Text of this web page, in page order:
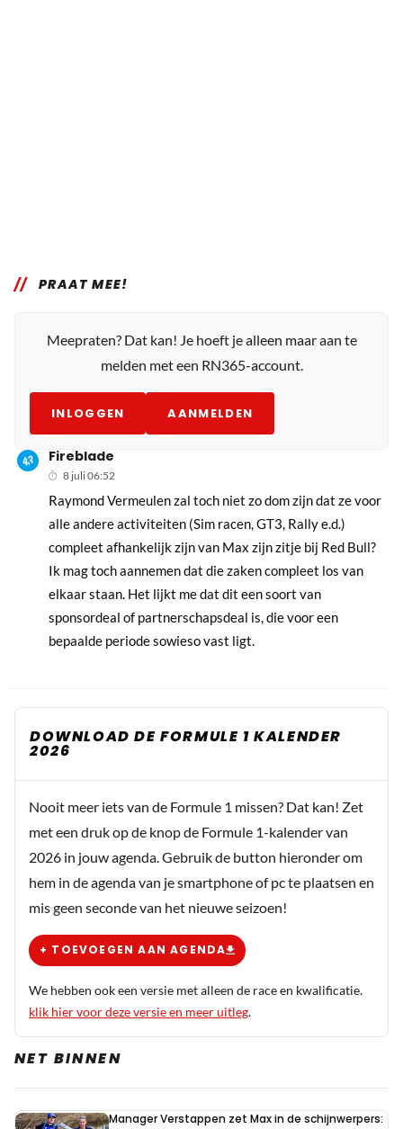
PRAAT MEE!
Meepraten? Dat kan! Je hoeft je alleen maar aan te
melden met een RN365-account.
INLOGGEN AANMELDEN
Fireblade
8 juli 06:52
Raymond Vermeulen zal toch niet zo dom zijn dat ze voor
alle andere activiteiten (Sim racen, GT3, Rally e.d.)
compleet afhankelijk zijn van Max zijn zitje bij Red Bull?
Ik mag toch aannemen dat die zaken compleet los van
elkaar staan. Het lijkt me dat dit een soort van
sponsordeal of partnerschapsdeal is, die voor een
bepaalde periode sowieso vast ligt.
DOWNLOAD DE FORMULE 1 KALENDER
2026
Nooit meer iets van de Formule 1 missen? Dat kan! Zet
met een druk op de knop de Formule 1-kalender van
2026 in jouw agenda. Gebruik de button hieronder om
hem in de agenda van je smartphone of pc te plaatsen en
mis geen seconde van het nieuwe seizoen!
+ TOEVOEGEN AAN AGENDA
We hebben ook een versie met alleen de race en kwalificatie.
klik hier voor deze versie en meer uitleg.
NET BINNEN
Manager Verstappen zet Max in de schijnwerpers: